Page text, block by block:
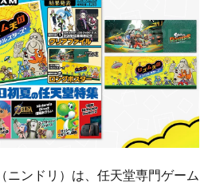
ニンドリ）は、任天堂専門ゲーム